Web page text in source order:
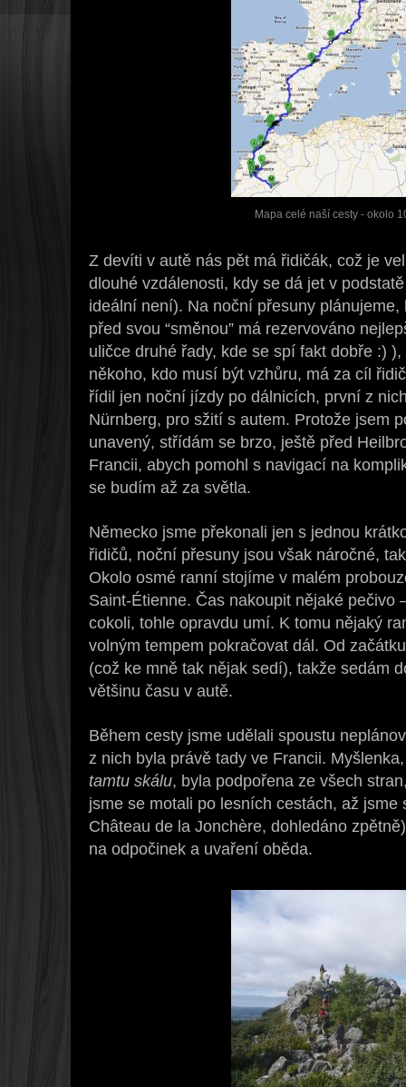
Mapa celé naší cesty - okolo
Z devíti v autě nás pět má řidičák, což je
dlouhé vzdálenosti, kdy se dá jet v
ideální není). Na noční přesuny
před svou “směnou” má rezervováno
uličce druhé řady, kde se spí fakt dobře :)
někoho, kdo musí být vzhůru, má za cíl
řídil jen noční jízdy po dálnicích, první z
Nürnberg, pro sžití s autem. Protože jsem
unavený, střídám se brzo, ještě před
Francii, abych pomohl s navigací na
se budím až za světla.
Německo jsme překonali jen s jednou
řidičů, noční přesuny jsou však náročné,
Okolo osmé ranní stojíme v malém
Saint-Étienne. Čas nakoupit nějaké
cokoli, tohle opravdu umí. K tomu nějaký
volným tempem pokračovat dál. Od
(což ke mně tak nějak sedí), takže sedám
většinu času v autě.
Během cesty jsme udělali spoustu
z nich byla právě tady ve Francii.
tamtu skálu, byla podpořena ze všech
jsme se motali po lesních cestách, až
Château de la Jonchère, dohledáno
na odpočinek a uvaření oběda.